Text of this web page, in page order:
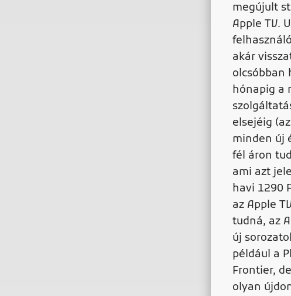
megújult
Apple TV.
akár
olcsóbban
hónapig a
elsejéig
minden új
fél áron
ami azt
havi 1290
az Apple
tudná, az
új
például a
Frontier,
olyan